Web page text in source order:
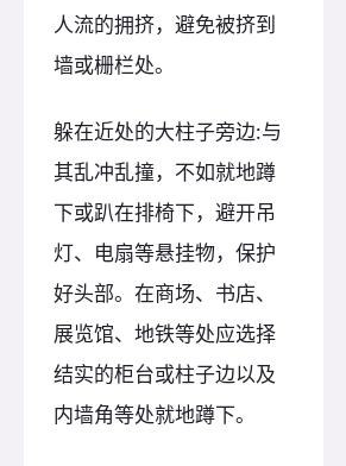
人流的拥挤，避免被挤到
墙或栅栏处。
躲在近处的大柱子旁边:与
其乱冲乱撞，不如就地蹲
下或趴在排椅下，避开吊
灯、电扇等悬挂物，保护
好头部。在商场、书店、
展览馆、地铁等处应选择
结实的柜台或柱子边以及
内墙角等处就地蹲下。